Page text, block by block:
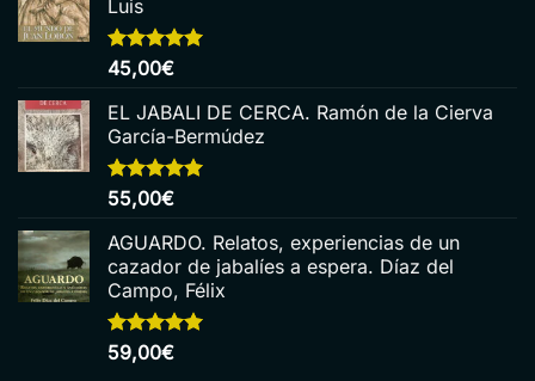
Luis
Valorado
con
de 5
45,00€
EL JABALI DE CERCA. Ramón de la Cierva
García-Bermúdez
Valorado
con
de 5
55,00€
AGUARDO. Relatos, experiencias de un
cazador de jabalíes a espera. Díaz del
Campo, Félix
Valorado
con
59,00€